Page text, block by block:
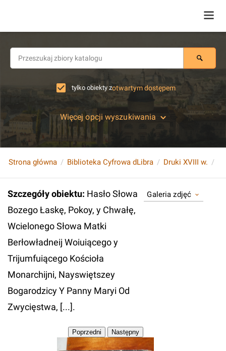
tylko obiekty zotwartym dostępem
Więcej opcji wyszukiwania
Strona główna Biblioteka Cyfrowa dLibra Druki XVIII w.
Szczegóły obiektu: Hasło Słowa
Bozego Łaskę, Pokoy, y Chwałę,
Wcielonego Słowa Matki
Berłowładneij Woiuiącego y
Trijumfuiącego Kościoła
Monarchijni, Nayswiętszey
Bogarodzicy Y Panny Maryi Od
Zwycięstwa, [...].
Galeria zdjęć